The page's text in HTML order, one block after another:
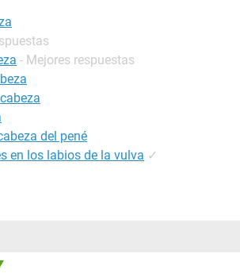
- Mejores respuestas
del pené
en los labios de la vulva ✓